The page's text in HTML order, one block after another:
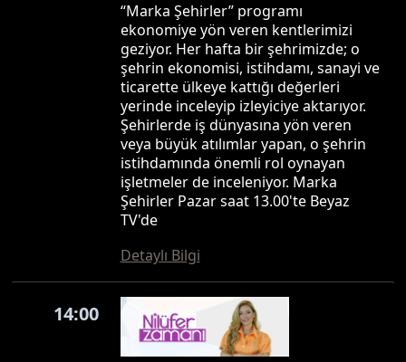
“Marka Şehirler” programı
ekonomiye yön veren kentlerimizi
geziyor. Her hafta bir şehrimizde; o
şehrin ekonomisi, istihdamı, sanayi ve
ticarette ülkeye kattığı değerleri
yerinde inceleyip izleyiciye aktarıyor.
Şehirlerde iş dünyasına yön veren
veya büyük atılımlar yapan, o şehrin
istihdamında önemli rol oynayan
işletmeler de inceleniyor. Marka
Şehirler Pazar saat 13.00'te Beyaz
TV'de
Detaylı Bilgi
14:00